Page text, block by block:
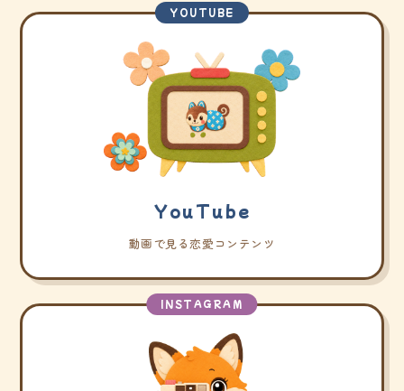
YOUTUBE
YouTube
動画で見る恋愛コンテンツ
INSTAGRAM